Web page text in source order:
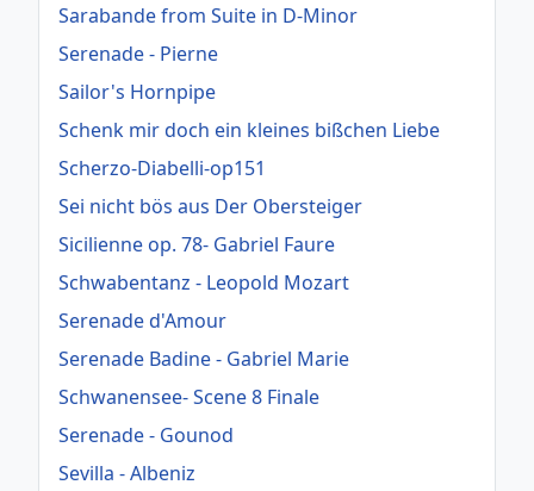
Sarabande from Suite in D-Minor
Serenade - Pierne
Sailor's Hornpipe
Schenk mir doch ein kleines bißchen Liebe
Scherzo-Diabelli-op151
Sei nicht bös aus Der Obersteiger
Sicilienne op. 78- Gabriel Faure
Schwabentanz - Leopold Mozart
Serenade d'Amour
Serenade Badine - Gabriel Marie
Schwanensee- Scene 8 Finale
Serenade - Gounod
Sevilla - Albeniz